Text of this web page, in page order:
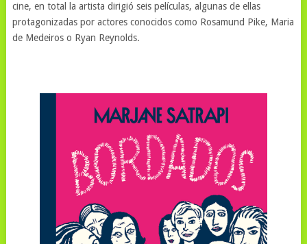
cine, en total la artista dirigió seis películas, algunas de ellas
protagonizadas por actores conocidos como Rosamund Pike, Maria
de Medeiros o Ryan Reynolds.